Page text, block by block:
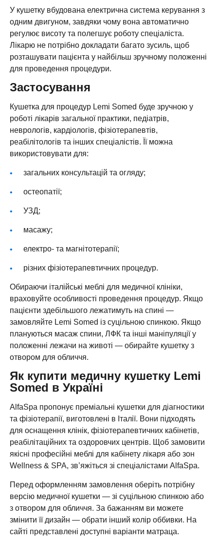
У кушетку вбудована електрична система керування з
одним двигуном, завдяки чому вона автоматично
регулює висоту та полегшує роботу спеціаліста.
Лікарю не потрібно докладати багато зусиль, щоб
розташувати пацієнта у найбільш зручному положенні
для проведення процедури.
Застосування
Кушетка для процедур Lemi Somed буде зручною у
роботі лікарів загальної практики, педіатрів,
неврологів, кардіологів, фізіотерапевтів,
реабілітологів та інших спеціалістів. Її можна
використовувати для:
загальних консультацій та огляду;
остеопатії;
УЗД;
масажу;
електро‑ та магнітотерапії;
різних фізіотерапевтичних процедур.
Обираючи італійські меблі для медичної клініки,
враховуйте особливості проведення процедур. Якщо
пацієнти здебільшого лежатимуть на спині —
замовляйте Lemi Somed із суцільною спинкою. Якщо
плануються масаж спини, ЛФК та інші маніпуляції у
положенні лежачи на животі — обирайте кушетку з
отвором для обличчя.
Як купити медичну кушетку Lemi
Somed в Україні
AlfaSpa пропонує преміальні кушетки для діагностики
та фізіотерапії, виготовлені в Італії. Вони підходять
для оснащення клінік, фізіотерапевтичних кабінетів,
реабілітаційних та оздоровчих центрів. Щоб замовити
якісні професійні меблі для кабінету лікаря або зон
Wellness & SPA, зв’яжіться зі спеціалістами AlfaSpa.
Перед оформленням замовлення оберіть потрібну
версію медичної кушетки — зі суцільною спинкою або
з отвором для обличчя. За бажанням ви можете
змінити її дизайн — обрати інший колір оббивки. На
сайті представлені доступні варіанти матраца.